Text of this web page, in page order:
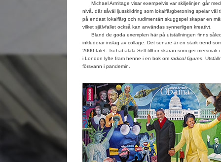
Michael Armitage visar exempelvis var skiljelinjen går
nivå, där såväl ljusskildring som lokalfärgbetoning spelar väl
på endast lokalfärg och rudimentärt skuggspel skapar en
vilket självfallet också kan användas synnerligen kreativt.
Bland de goda exemplen här på utställningen finns
inkluderar inslag av collage. Det senare är en stark trend
2000-talet. Tschabalala Self tillhör skaran som ger mersmak
i London lyfte fram henne i en bok om radical figures .
försvann i pandemin.